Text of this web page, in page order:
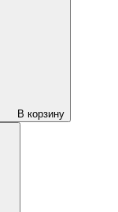
В корзину